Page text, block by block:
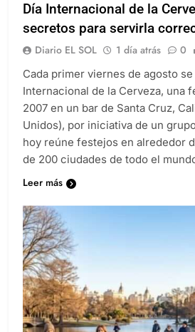
Día Internacional de la
secretos para servirla
Diario EL SOL 1 día atrás 0
Cada primer viernes de agosto
Internacional de la Cerveza, una
2007 en un bar de Santa Cruz,
Unidos), por iniciativa de un
hoy reúne festejos en alrededor
de 200 ciudades de todo el
Leer más